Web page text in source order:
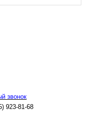
звонок
923-81-68